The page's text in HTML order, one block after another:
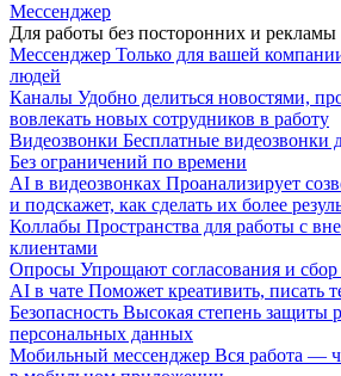
Мессенджер
Для работы без посторонних и рекламы
Мессенджер Только для вашей
людей
Каналы Удобно делиться новостями,
вовлекать новых сотрудников в работу
Видеозвонки Бесплатные видеозвонки
Без ограничений по времени
AI в видеозвонках Проанализирует
и подскажет, как сделать их более
Коллабы Пространства для работы с
клиентами
Опросы Упрощают согласования и
AI в чате Поможет креативить, писать
Безопасность Высокая степень защиты
персональных данных
Мобильный мессенджер Вся работа —